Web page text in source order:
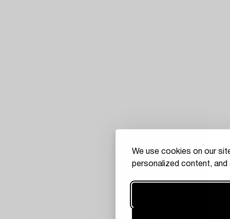
We use cookies on our
personalized content,